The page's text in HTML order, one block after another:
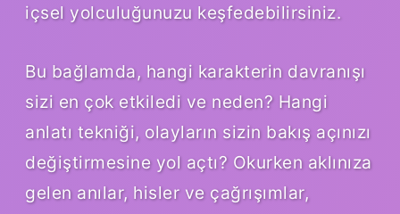
içsel yolculuğunuzu keşfedebilirsiniz.
Bu bağlamda, hangi karakterin davranışı
sizi en çok etkiledi ve neden? Hangi
anlatı tekniği, olayların sizin bakış açınızı
değiştirmesine yol açtı? Okurken aklınıza
gelen anılar, hisler ve çağrışımlar,